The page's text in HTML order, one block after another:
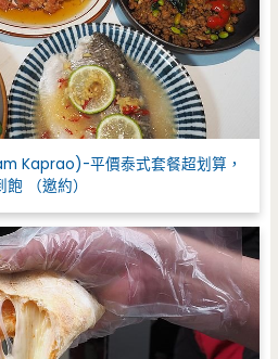
Kaprao)-平價泰式套餐超划算，
（邀約）